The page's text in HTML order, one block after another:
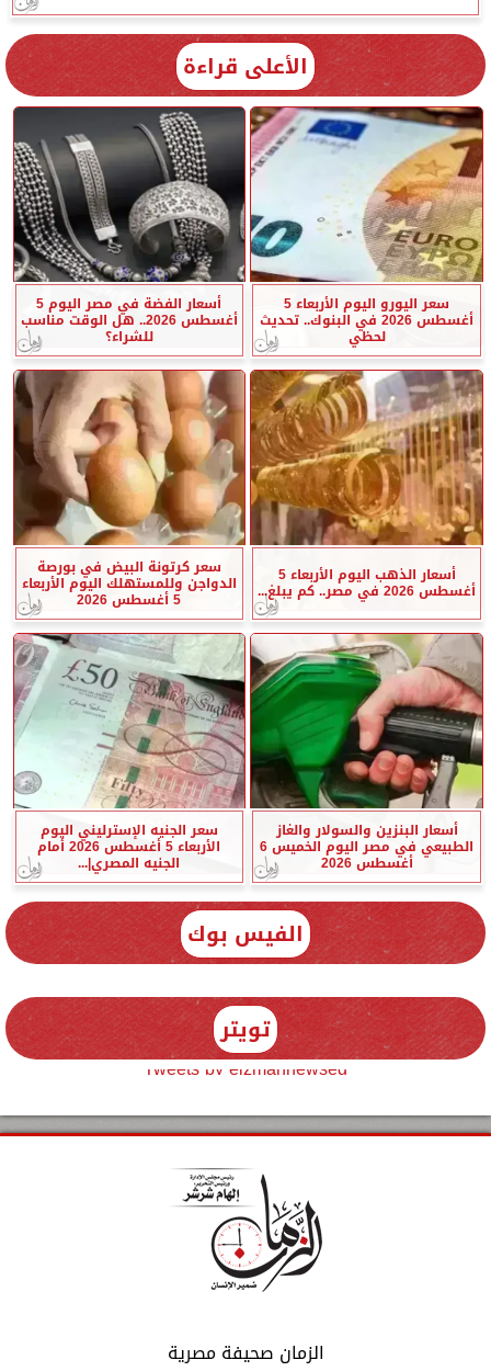
الأعلى قراءة
سعر اليورو اليوم الأربعاء 5
أغسطس 2026 في البنوك.. تحديث
لحظي
أسعار الفضة في مصر اليوم 5
أغسطس 2026.. هل الوقت مناسب
للشراء؟
أسعار الذهب اليوم الأربعاء 5
أغسطس 2026 في مصر.. كم يبلغ...
سعر كرتونة البيض في بورصة
الدواجن وللمستهلك اليوم الأربعاء
5 أغسطس 2026
أسعار البنزين والسولار والغاز
الطبيعي في مصر اليوم الخميس 6
أغسطس 2026
سعر الجنيه الإسترليني اليوم
الأربعاء 5 أغسطس 2026 أمام
الجنيه المصري|...
الفيس بوك
تويتر
Tweets by elzmannewseg
الزمان صحيفة مصرية